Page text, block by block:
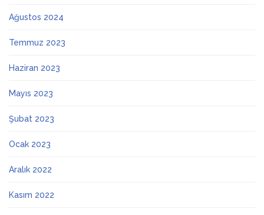
Ağustos 2024
Temmuz 2023
Haziran 2023
Mayıs 2023
Şubat 2023
Ocak 2023
Aralık 2022
Kasım 2022